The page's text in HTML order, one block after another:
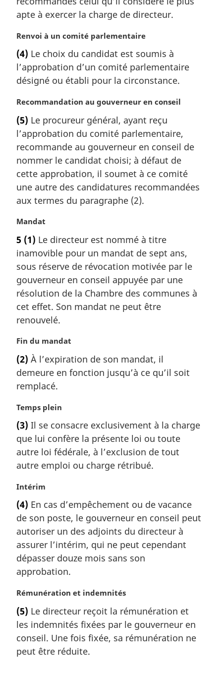
e
m
r
i
n
a
e
apte à exercer la charge de directeur.
N
t
e
m
r
i
n
a
e
:
Renvoi à un comité parlementaire
(4) Le choix du candidat est soumis à
l’approbation d’un comité parlementaire
désigné ou établi pour la circonstance.
N
t
e
m
a
g
i
n
l
:
Recommandation au gouverneur en conseil
(5) Le procureur général, ayant reçu
l’approbation du comité parlementaire,
recommande au gouverneur en conseil de
nommer le candidat choisi; à défaut de
cette approbation, il soumet à ce comité
une autre des candidatures recommandées
aux termes du paragraphe (2).
N
t
e
m
a
r
g
i
n
l
:
Mandat
5 (1) Le directeur est nommé à titre
inamovible pour un mandat de sept ans,
sous réserve de révocation motivée par le
gouverneur en conseil appuyée par une
résolution de la Chambre des communes à
cet effet. Son mandat ne peut être
renouvelé.
N
t
e
m
r
i
n
a
e
:
Fin du mandat
(2) À l’expiration de son mandat, il
demeure en fonction jusqu’à ce qu’il soit
remplacé.
N
t
e
m
a
g
n
a
e
:
Temps plein
(3) Il se consacre exclusivement à la charge
que lui confère la présente loi ou toute
autre loi fédérale, à l’exclusion de tout
autre emploi ou charge rétribué.
N
t
e
m
a
g
i
a
l
e
:
Intérim
(4) En cas d’empêchement ou de vacance
de son poste, le gouverneur en conseil peut
autoriser un des adjoints du directeur à
assurer l’intérim, qui ne peut cependant
dépasser douze mois sans son
approbation.
N
t
e
m
r
Rémunération et indemnités
(5) Le directeur reçoit la rémunération et
les indemnités fixées par le gouverneur en
conseil. Une fois fixée, sa rémunération ne
peut être réduite.